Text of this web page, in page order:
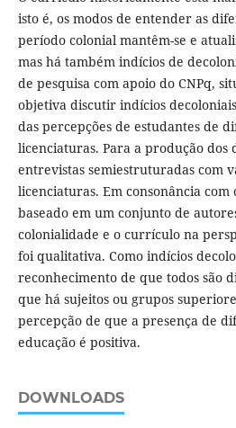
isto é, os modos de entender as
período colonial mantêm-se e
mas há também indícios de
de pesquisa com apoio do CNPq,
objetiva discutir indícios
das percepções de estudantes de
licenciaturas. Para a produção dos
entrevistas semiestruturadas com
licenciaturas. Em consonância
baseado em um conjunto de
colonialidade e o currículo na
foi qualitativa. Como indícios
reconhecimento de que todos são
que há sujeitos ou grupos
percepção de que a presença de
educação é positiva.
DOWNLOADS